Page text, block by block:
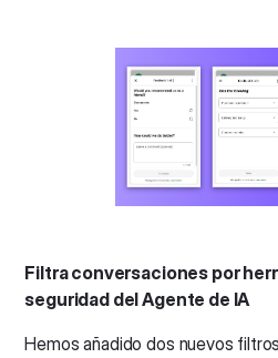
Filtra conversaciones por
seguridad del Agente de IA
Hemos añadido dos nuevos